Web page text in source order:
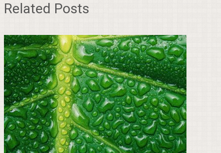
Related Posts